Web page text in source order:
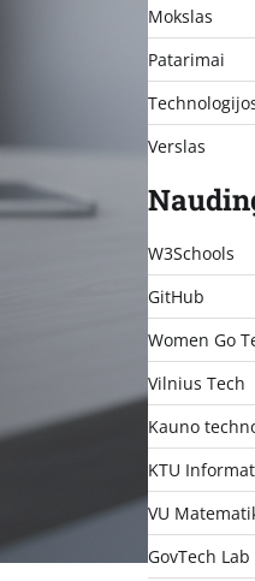
Mokslas
Patarimai
Verslas
W3Schools
GitHub
Women Go
Vilnius Tech
Kauno
KTU
VU
GovTech